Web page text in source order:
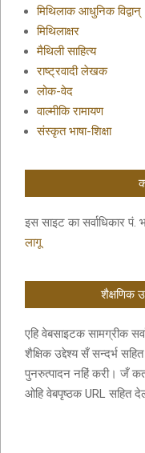
मिथिलाक आधुनिक विद्वान्
मिथिलाक्षर
मैथिली साहित्य
राष्ट्रवादी लेखक
लोक-वेद
वाल्मीकि रामायण
संस्कृत भाषा-शिक्षा
इस साइट का सर्वाधिकार
लागू
शैक्षणिक
एहि वेबसाइटक सामग्रीक
शैक्षिक उद्देश्य सँ सन्दर्भ
पुनरुत्पादन नहिं करी। जँ
ओहि वेबपृष्ठक URL सहित